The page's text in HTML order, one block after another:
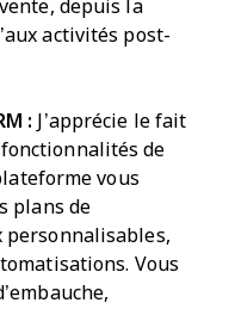
depuis la
activités post-
:
J’apprécie le fait
fonctionnalités de
vous
plans de
personnalisables,
Vous